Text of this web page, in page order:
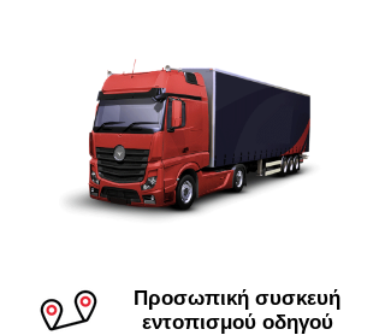
Προσωπική συσκευή
εντοπισμού οδηγού